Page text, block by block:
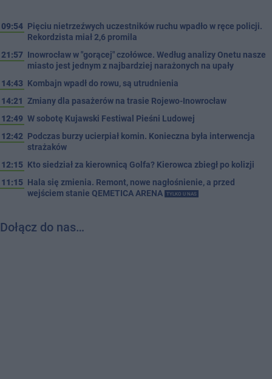
09:54 Pięciu nietrzeźwych uczestników ruchu wpadło w ręce policji.
Rekordzista miał 2,6 promila
21:57 Inowrocław w "gorącej" czołówce. Według analizy Onetu nasze
miasto jest jednym z najbardziej narażonych na upały
14:43 Kombajn wpadł do rowu, są utrudnienia
14:21 Zmiany dla pasażerów na trasie Rojewo-Inowrocław
12:49 W sobotę Kujawski Festiwal Pieśni Ludowej
12:42 Podczas burzy ucierpiał komin. Konieczna była interwencja
strażaków
12:15 Kto siedział za kierownicą Golfa? Kierowca zbiegł po kolizji
11:15 Hala się zmienia. Remont, nowe nagłośnienie, a przed
wejściem stanie QEMETICA ARENA
TYLKO U NAS
Dołącz do nas…